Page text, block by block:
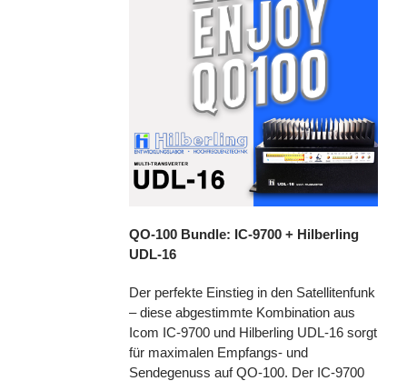
QO-100 Bundle: IC-9700 + Hilberling
UDL-16
Der perfekte Einstieg in den Satellitenfunk
– diese abgestimmte Kombination aus
Icom IC-9700 und Hilberling UDL-16 sorgt
für maximalen Empfangs- und
Sendegenuss auf QO-100. Der IC-9700